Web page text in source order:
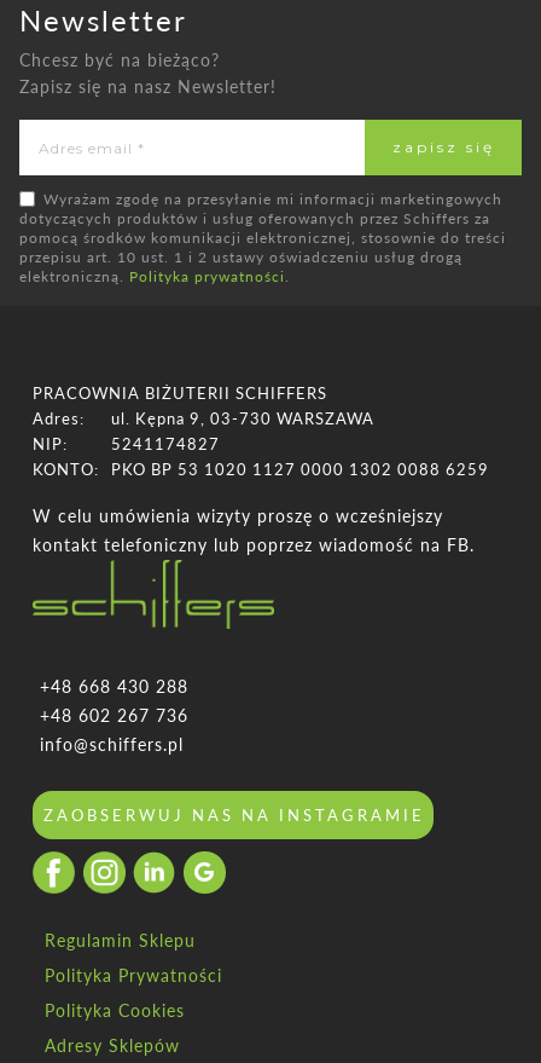
Newsletter
Chcesz być na bieżąco?
Zapisz się na nasz Newsletter!
Wyrażam zgodę na przesyłanie mi informacji marketingowych
dotyczących produktów i usług oferowanych przez Schiffers za
pomocą środków komunikacji elektronicznej, stosownie do treści
przepisu art. 10 ust. 1 i 2 ustawy oświadczeniu usług drogą
elektroniczną. Polityka prywatności
+48 668 430 288
+48 602 267 736
info@schiffers.pl
ZAOBSERWUJ NAS NA INSTAGRAMIE
Regulamin Sklepu
Polityka Prywatności
Polityka Cookies
Adresy Sklepów
PRACOWNIA BIŻUTERII SCHIFFERS
Adres:
ul. Kępna 9, 03-730 WARSZAWA
NIP:
5241174827
KONTO:
PKO BP 53 1020 1127 0000 1302 0088 6259
W celu umówienia wizyty proszę o wcześniejszy
kontakt telefoniczny lub poprzez wiadomość na FB.